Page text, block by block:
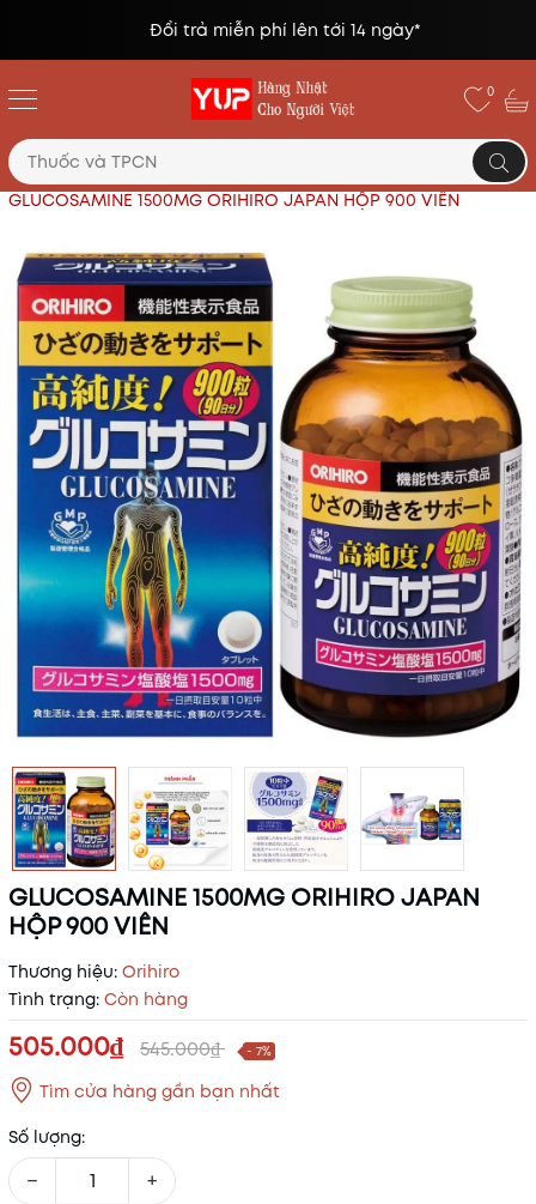
Đổi trả miễn phí lên tới 14 ngày*
0
Trang chủ
Thực phẩm chức năng Nhật
GLUCOSAMINE 1500MG ORIHIRO JAPAN HỘP 900 VIÊN
GLUCOSAMINE 1500MG ORIHIRO JAPAN
HỘP 900 VIÊN
Thương hiệu: Orihiro
Tình trạng: Còn hàng
505.000₫ 545.000₫ - 7%
Tìm cửa hàng gần bạn nhất
Số lượng:
− +